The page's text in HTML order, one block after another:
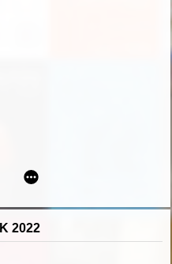
: wybory 22 X 1939
2022